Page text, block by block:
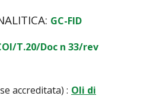
GC-FID
T.20/Doc n 33/rev
se accreditata) : Oli di